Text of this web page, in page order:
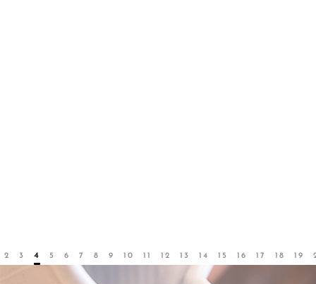
2 3 4 5 6 7 8 9 10 11 12 13 14 15 16 17 18 19